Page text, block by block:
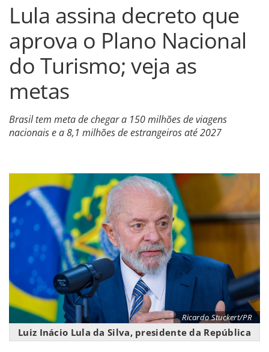
Lula assina decreto que
aprova o Plano Nacional
do Turismo; veja as
metas
Brasil tem meta de chegar a 150 milhões de viagens
nacionais e a 8,1 milhões de estrangeiros até 2027
Ricardo Stuckert/PR
Luiz Inácio Lula da Silva, presidente da República